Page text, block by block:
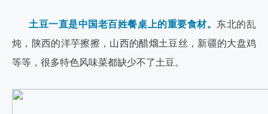
土豆一直是中国老百姓餐桌上的重要食材。 东北的乱
炖，陕西的洋芋擦擦，山西的醋熘土豆丝，新疆的大盘鸡
等等，很多特色风味菜都缺少不了土豆。